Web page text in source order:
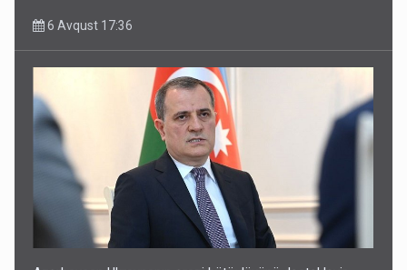
6 Avqust 17:36